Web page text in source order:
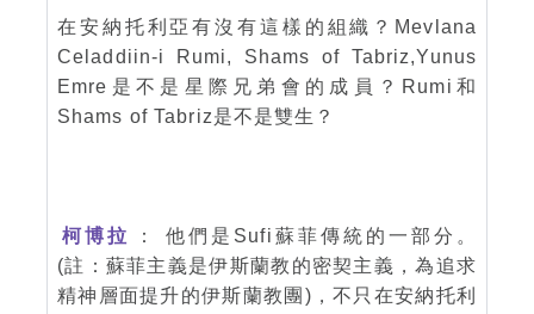
在安納托利亞有沒有這樣的組織？Mevlana
Celaddiin-i Rumi, Shams of Tabriz,Yunus
Emre是不是星際兄弟會的成員？Rumi和
Shams of Tabriz是不是雙生？
柯博拉
： 他們是Sufi蘇菲傳統的一部分。
(註：蘇菲主義是伊斯蘭教的密契主義，為追求
精神層面提升的伊斯蘭教團)，不只在安納托利